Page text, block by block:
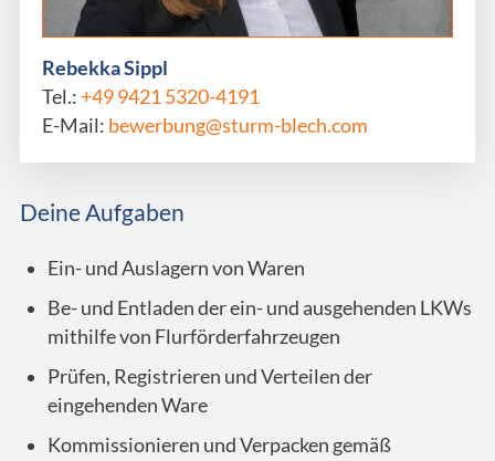
Rebekka Sippl
Tel.: +49 9421 5320-4191
E-Mail: bewerbung@sturm-blech.com
Deine Aufgaben
Ein- und Auslagern von Waren
Be- und Entladen der ein- und ausgehenden LKWs
mithilfe von Flurförderfahrzeugen
Prüfen, Registrieren und Verteilen der
eingehenden Ware
Kommissionieren und Verpacken gemäß